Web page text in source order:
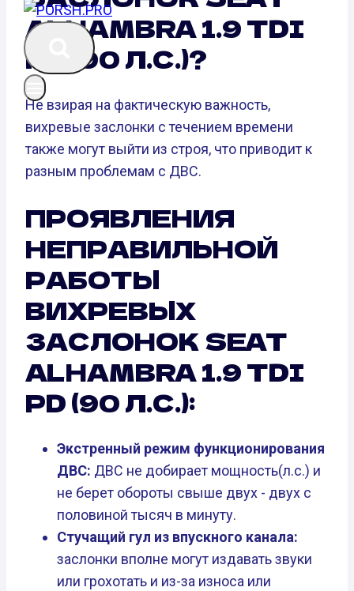
ALHAMBRA 1.9 TDI
PD (90 Л.С.)?
Не взирая на фактическую важность,
вихревые заслонки с течением времени
также могут выйти из строя, что приводит к
разным проблемам с ДВС.
ПРОЯВЛЕНИЯ
НЕПРАВИЛЬНОЙ
РАБОТЫ
ВИХРЕВЫХ
ЗАСЛОНОК SEAT
ALHAMBRA 1.9 TDI
PD (90 Л.С.):
Экстренный режим функционирования
ДВС: ДВС не добирает мощность(л.с.) и
не берет обороты свыше двух - двух с
половиной тысяч в минуту.
Стучащий гул из впускного канала:
заслонки вполне могут издавать звуки
или грохотать и из-за износа или